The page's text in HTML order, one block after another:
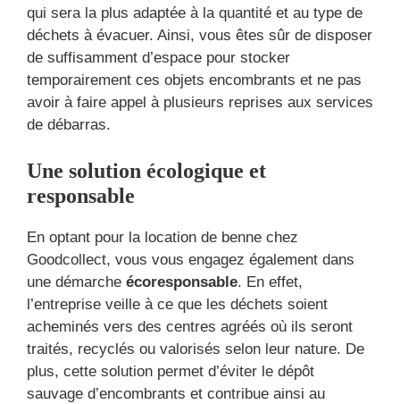
qui sera la plus adaptée à la quantité et au type de
déchets à évacuer. Ainsi, vous êtes sûr de disposer
de suffisamment d’espace pour stocker
temporairement ces objets encombrants et ne pas
avoir à faire appel à plusieurs reprises aux services
de débarras.
Une solution écologique et
responsable
En optant pour la location de benne chez
Goodcollect, vous vous engagez également dans
une démarche écoresponsable. En effet,
l’entreprise veille à ce que les déchets soient
acheminés vers des centres agréés où ils seront
traités, recyclés ou valorisés selon leur nature. De
plus, cette solution permet d’éviter le dépôt
sauvage d’encombrants et contribue ainsi au